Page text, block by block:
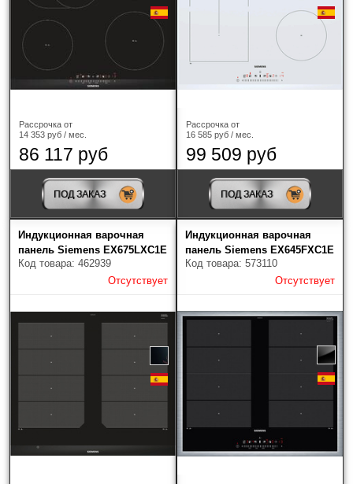
DeLonghi
Electrolux
Elica(47)
Falmec(2)
Franke
Gaggenau(18)
Gorenje(28)
Haier(52)
HiSTORY
(27)
ILVE(4)
Рассрочка от
14 353 руб / мес.
86 117 руб
ПОД ЗАКАЗ
Рассрочка от
16 585 руб / мес.
99 509 руб
ПОД ЗАКАЗ
Индукционная варочная
панель Siemens EX675LXC1E
Код товара: 462939
Отсутствует
Индукционная варочная
панель Siemens EX645FXC1E
Код товара: 573110
Отсутствует